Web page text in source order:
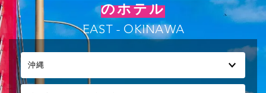
のホテル
EAST - OKINAWA